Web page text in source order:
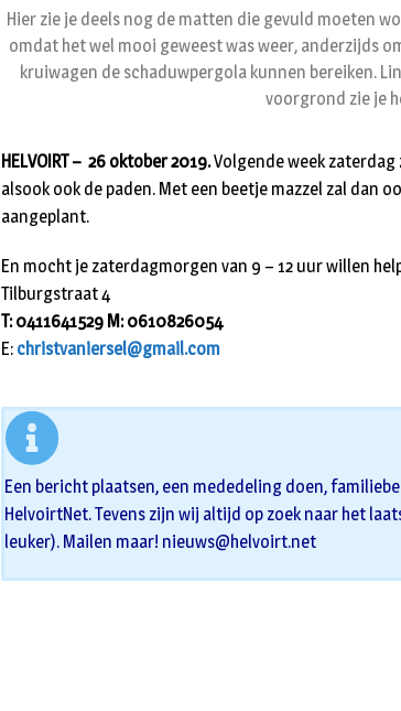
Hier zie je deels nog de matten die gevuld moeten
omdat het wel mooi geweest was weer, anderzijds
kruiwagen de schaduwpergola kunnen bereiken.
voorgrond zie je
HELVOIRT – 26 oktober 2019.Volgende week
alsook ook de paden. Met een beetje mazzel zal dan
aangeplant.
En mocht je zaterdagmorgen van 9 – 12 uur willen
Tilburgstraat 4
T: 0411641529 M: 0610826054
E: christvaniersel@gmail.com
Een bericht plaatsen, een mededeling doen,
HelvoirtNet. Tevens zijn wij altijd op zoek naar het
leuker). Mailen maar! nieuws@helvoirt.net